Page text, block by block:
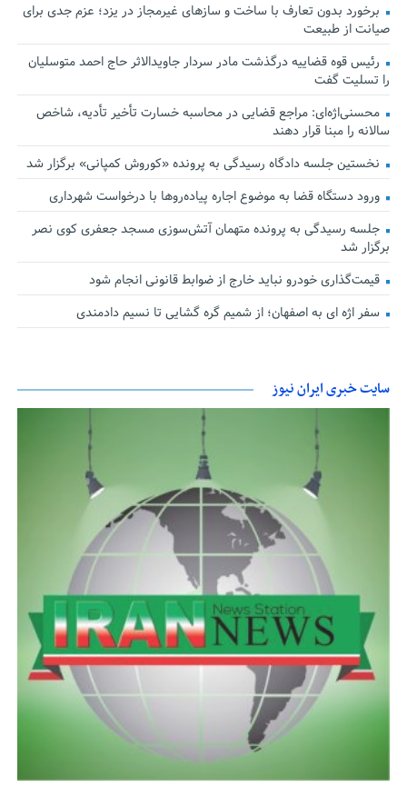
برخورد بدون تعارف با ساخت‌ و سازهای غیرمجاز در یزد؛ عزم جدی برای
صیانت از طبیعت
رئیس قوه قضاییه درگذشت مادر سردار جاویدالاثر حاج احمد متوسلیان
را تسلیت گفت
محسنی‌اژه‌ای: مراجع قضایی در محاسبه خسارت تأخیر تأدیه، شاخص
سالانه را مبنا قرار دهند
نخستین جلسه دادگاه رسیدگی به پرونده «کوروش کمپانی» برگزار شد
ورود دستگاه قضا به موضوع اجاره پیاده‌روها با درخواست شهرداری
جلسه رسیدگی به پرونده متهمان آتش‌سوزی مسجد جعفری کوی نصر
برگزار شد
قیمت‌گذاری خودرو نباید خارج از ضوابط قانونی انجام شود
سفر اژه ای به اصفهان؛ از شمیم گره گشایی تا نسیم دادمندی
سایت خبری ایران نیوز